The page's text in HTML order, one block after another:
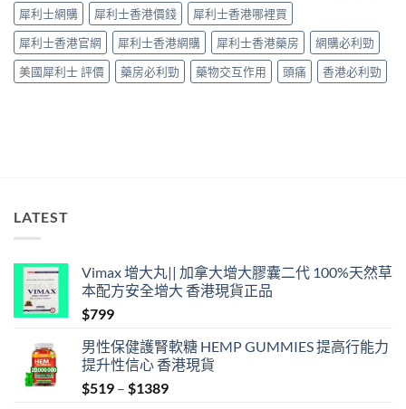
因
型〉
中
犀利士網購
犀利士香港價錢
犀利士香港哪裡買
犀利士香港官網
犀利士香港網購 犀利士香港藥房
網購必利勁
美國犀利士 評價
藥房必利勁 藥物交互作用 頭痛 香港必利勁
LATEST
Vimax 增大丸|| 加拿大增大膠囊二代 100%天然草
本配方安全增大 香港現貨正品
$799
男性保健護腎軟糖 HEMP GUMMIES 提高行能力
提升性信心 香港現貨
$519 – $1389Price